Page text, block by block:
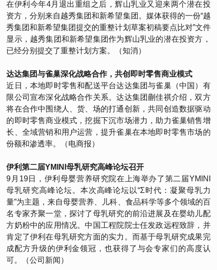
在伊利今年4月退出重组之后，辉山乳业又迎来两个潜在投
资方，分别来自越秀集团和新希望集团。媒体获得的一份“越
秀集团和新希望集团提交的重整计划草案初稿要点比对”文件
显示，越秀集团和新希望集团作为辉山乳业的潜在投资方，
已经分别提交了重整计划方案。（知消）
达达集团与雀巢深化战略合作，共创即时零售商业模式
近日，本地即时零售和配送平台达达集团与雀巢（中国）有
限公司宣布深化战略合作关系。达达集团蒯佳祺介绍，双方
将在合作中围绕人、货、场的打通创新，共同创造数据驱动
的即时零售商业模式，挖掘下沉市场潜力，助力雀巢销售增
长、全域营销和用户运营，提升雀巢在本地即时零售市场的
份额和渗透率。（电商报）
伊利第二届YMINI母乳研究高峰论坛召开
9月19日，伊利母婴营养研究院在上海举办了第二届YMINI
母乳研究高峰论坛。本次高峰论坛以“Σ时代：凝聚母乳力
量”为主题，来自母婴营养、儿科、食品科学等多个领域的百
名专家齐聚一堂，探讨了母乳研究的前沿进展及在婴幼儿配
方奶粉中的应用情况。中国工程院院士任发政远程致辞，并
肯定了伊利在母乳研究方面的实力。而基于母乳研究成果完
成配方升级的伊利金领冠，也获得了与会专家们的高度认
可。（公司新闻）